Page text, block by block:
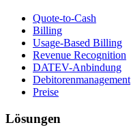
Quote-to-Cash
Billing
Usage-Based Billing
Revenue Recognition
DATEV-Anbindung
Debitorenmanagement
Preise
Lösungen